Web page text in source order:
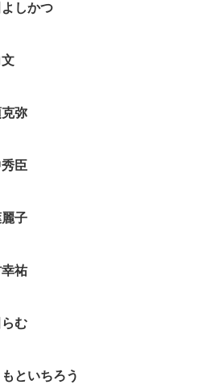
しかつ
弥
秀臣
子
祐
む
といちろう